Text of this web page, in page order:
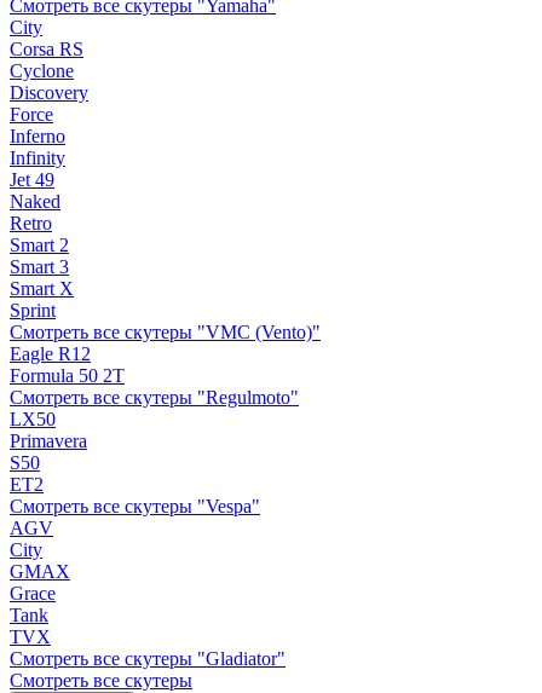
Смотреть все скутеры "Yamaha"
City
Corsa RS
Cyclone
Discovery
Force
Inferno
Infinity
Jet 49
Naked
Retro
Smart 2
Smart 3
Smart X
Sprint
Смотреть все скутеры "VMC (Vento)"
Eagle R12
Formula 50 2Т
Смотреть все скутеры "Regulmoto"
LX50
Primavera
S50
ET2
Смотреть все скутеры "Vespa"
AGV
City
GMAX
Grace
Tank
TVX
Смотреть все скутеры "Gladiator"
Смотреть все скутеры